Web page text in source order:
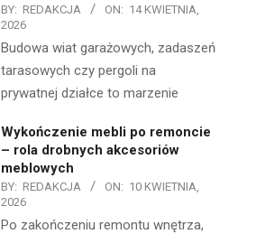
BY: REDAKCJA ON: 14 KWIETNIA,
2026
Budowa wiat garażowych, zadaszeń
tarasowych czy pergoli na
prywatnej działce to marzenie
Wykończenie mebli po remoncie
– rola drobnych akcesoriów
meblowych
BY: REDAKCJA ON: 10 KWIETNIA,
2026
Po zakończeniu remontu wnętrza,